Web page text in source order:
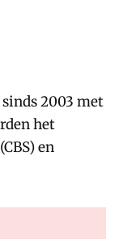
2003 met
het
en